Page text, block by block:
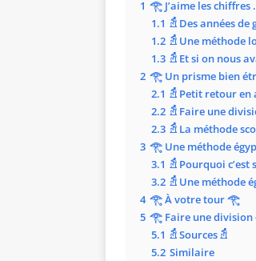
1 𓂀 J’aime les
1.1 𓁣 Des années de
1.2 𓁣 Une méthode
1.3 𓁣 Et si on nous
2 𓂀 Un prisme bien
2.1 𓁣 Petit retour en
2.2 𓁣 Faire une
2.3 𓁣 La méthode
3 𓂀 Une méthode
3.1 𓁣 Pourquoi c’est
3.2 𓁣 Une méthode
4 𓂀 À votre tour 𓂀
5 𓂀 Faire une division
5.1 𓁣 Sources 𓁣
5.2 Similaire